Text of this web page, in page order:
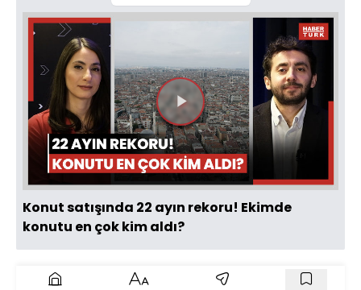
Videoyu
Oynat
Konut satışında 22 ayın rekoru! Ekimde
konutu en çok kim aldı?